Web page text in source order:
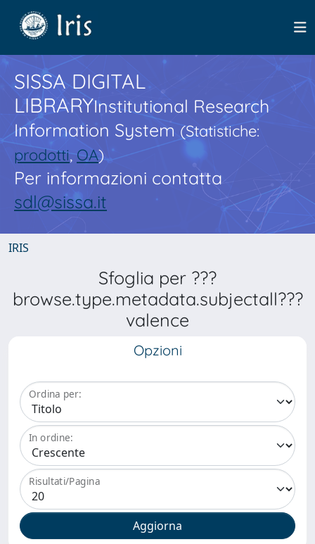
SISSA DIGITAL
LIBRARYInstitutional Research
Information System(Statistiche:
prodotti,OA)
Per informazioni contatta
sdl@sissa.it
IRIS
Sfoglia per ???
browse.type.metadata.subjectall???
valence
Opzioni
Ordina per:
In ordine:
Risultati/Pagina